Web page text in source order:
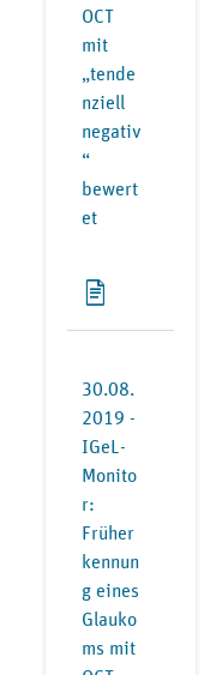
OCT
mit
„tende
nziell
negativ
“
bewert
et
30.08.
2019 -
IGeL-
Monito
r:
Früher
kennun
g eines
Glauko
ms mit